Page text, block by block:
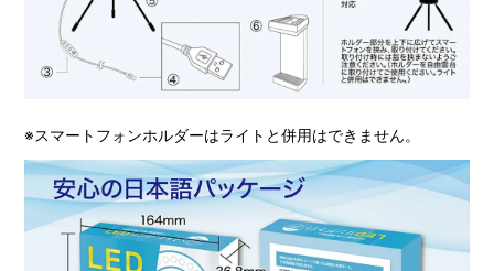
※スマートフォンホルダーはライトと併用はできません。